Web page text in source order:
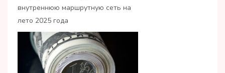
внутреннюю маршрутную сеть на
лето 2025 года